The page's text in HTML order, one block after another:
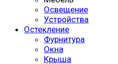
Освещение
Устройства
Остекление
Фурнитура
Окна
Крыша